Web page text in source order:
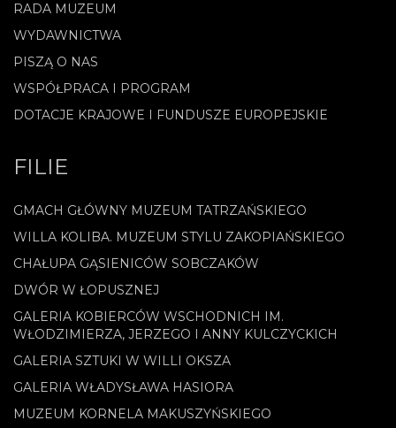
RADA MUZEUM
WYDAWNICTWA
PISZĄ O NAS
WSPÓŁPRACA I PROGRAM
DOTACJE KRAJOWE I FUNDUSZE EUROPEJSKIE
FILIE
GMACH GŁÓWNY MUZEUM TATRZAŃSKIEGO
WILLA KOLIBA. MUZEUM STYLU ZAKOPIAŃSKIEGO
CHAŁUPA GĄSIENICÓW SOBCZAKÓW
DWÓR W ŁOPUSZNEJ
GALERIA KOBIERCÓW WSCHODNICH IM.
WŁODZIMIERZA, JERZEGO I ANNY KULCZYCKICH
GALERIA SZTUKI W WILLI OKSZA
GALERIA WŁADYSŁAWA HASIORA
MUZEUM KORNELA MAKUSZYŃSKIEGO